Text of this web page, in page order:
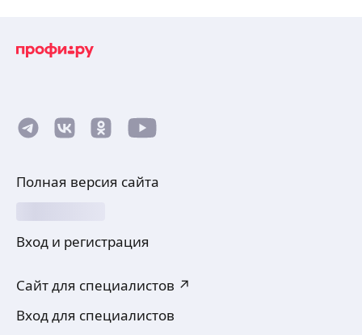
Полная версия сайта
Вход и регистрация
Сайт для специалистов ↗
Вход для специалистов